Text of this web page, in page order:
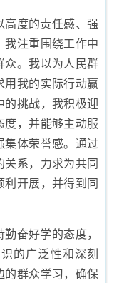
高度的责任感、强
我注重围绕工作中
众。我以为人民群
用我的实际行动赢
的挑战，我积极迎
度，并能够主动服
集体荣誉感。通过
系，力求为共同
开展，并得到同
奋好学的态度，
的广泛性和深刻
的群众学习，确保